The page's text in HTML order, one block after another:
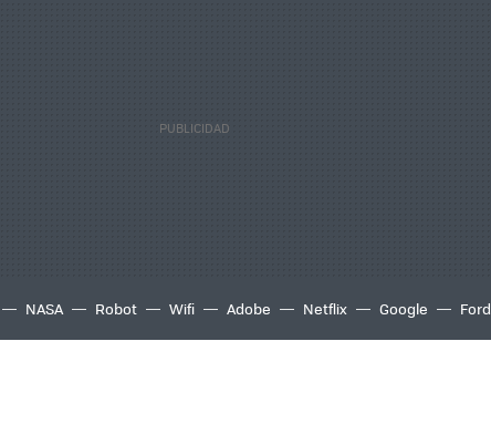
NASA Robot Wifi Adobe Netflix Google Ford